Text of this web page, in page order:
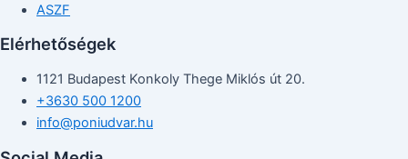
ASZF
Elérhetőségek
1121 Budapest Konkoly Thege Miklós út 20.
+3630 500 1200
info@poniudvar.hu